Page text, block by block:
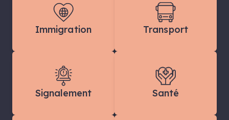
Immigration Transport
Signalement Santé